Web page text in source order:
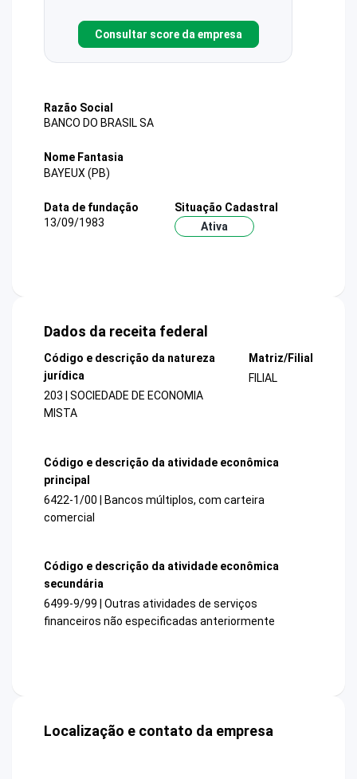
Consultar score da empresa
Razão Social
BANCO DO BRASIL SA
Nome Fantasia
BAYEUX (PB)
Data de fundação
13/09/1983
Situação Cadastral
Ativa
Dados da receita federal
Código e descrição da natureza
jurídica
203 | SOCIEDADE DE ECONOMIA
MISTA
Matriz/Filial
FILIAL
Código e descrição da atividade econômica
principal
6422-1/00 | Bancos múltiplos, com carteira
comercial
Código e descrição da atividade econômica
secundária
6499-9/99 | Outras atividades de serviços
financeiros não especificadas anteriormente
Localização e contato da empresa